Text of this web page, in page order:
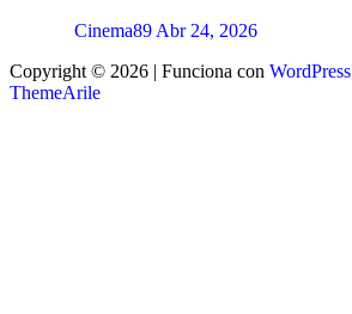
Cinema89 Abr 24, 2026
Copyright © 2026 | Funciona con WordPress
ThemeArile